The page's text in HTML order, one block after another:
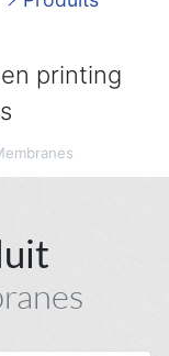
printing